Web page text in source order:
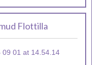
Flottilla